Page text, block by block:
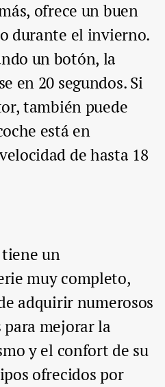
ofrece un buen
durante el invierno.
un botón, la
en 20 segundos. Si
también puede
está en
de hasta 18
un
muy completo,
adquirir numerosos
mejorar la
y el confort de su
ofrecidos por